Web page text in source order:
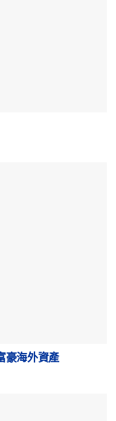
豪海外資產